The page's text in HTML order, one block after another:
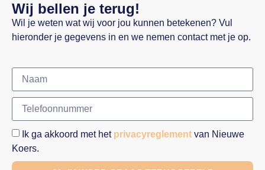
Wij bellen je terug!
Wil je weten wat wij voor jou kunnen betekenen? Vul
hieronder je gegevens in en we nemen contact met je op.
Ik ga akkoord met het privacyreglement van Nieuwe
Koers.